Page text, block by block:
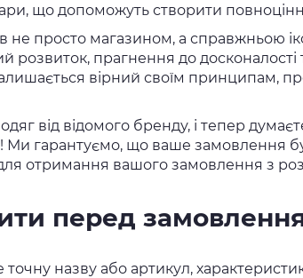
що допоможуть створити
не просто магазином, а справжньою
розвиток, прагнення до досконалості
вірний своїм принципам,
від відомого бренду, і тепер
Ми гарантуємо, що ваше замовлення
отримання вашого замовлення з
перед
назву або артикул,